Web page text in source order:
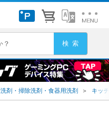
剤・掃除洗剤・食器用洗剤 ＞ キッ